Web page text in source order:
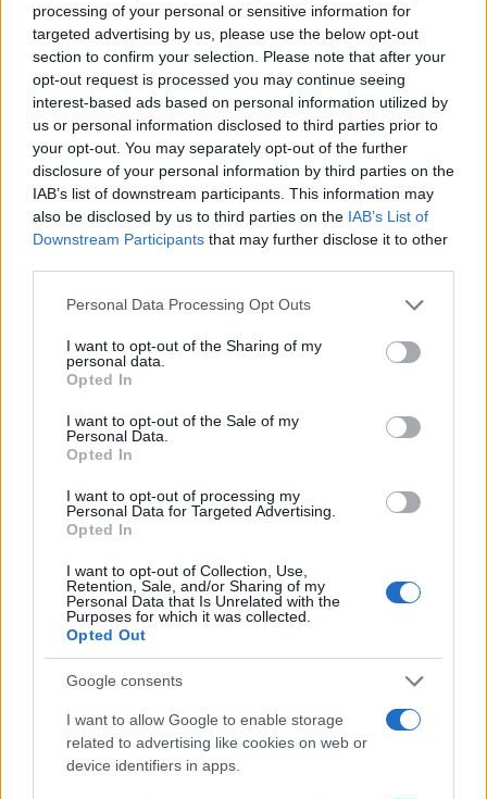
processing of your personal or sensitive information for
targeted advertising by us, please use the below opt-out
section to confirm your selection. Please note that after your
opt-out request is processed you may continue seeing
interest-based ads based on personal information utilized by
us or personal information disclosed to third parties prior to
your opt-out. You may separately opt-out of the further
disclosure of your personal information by third parties on the
IAB’s list of downstream participants. This information may
also be disclosed by us to third parties on the IAB’s List of
Downstream Participants that may further disclose it to other
Please note that this website/app uses one or more Google
not limited to your visit or usage behaviour. You may click to
grant or deny consent to Google and its third-party tags to
use your data for below specified purposes in below Google
consent section.
Personal Data Processing Opt Outs
I want to opt-out of the Sharing of my
personal data.
Opted In
I want to opt-out of the Sale of my
Personal Data.
Opted In
I want to opt-out of processing my
Personal Data for Targeted Advertising.
Opted In
I want to opt-out of Collection, Use,
Retention, Sale, and/or Sharing of my
Personal Data that Is Unrelated with the
Purposes for which it was collected.
Opted Out
Google consents
I want to allow Google to enable storage
related to advertising like cookies on web or
device identifiers in apps.
F
a
ce
b
o
o
k
T
w
it
te
r
Pi
n
te
re
st
W
h
at
s
A
p
p
S
h
a
re
Articolo precedente
Prossimo articolo
NOTIZIE RECENTI
Gallura
Michelle Hunziker in Gallura, bella anche dal
vivo: un amico vip svela come fa
accoglienza minori chiude
Olbia, divieto di sosta contro spaccio e degrado:
esplode la protesta
Pausa caffè impeccabile: come scegliere la
soluzione ideale per la casa e l’ufficio
Monte Pino, la fine di un lungo dolore: storia e
rinascita della strada che segnò la Gallura